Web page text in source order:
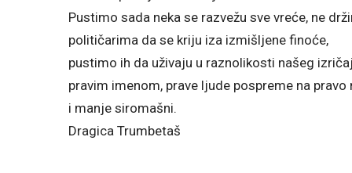
Pustimo sada neka se razvežu sve vreće, ne
političarima da se kriju iza izmišljene finoće,
pustimo ih da uživaju u raznolikosti našeg
pravim imenom, prave ljude pospreme na
i manje siromašni.
Dragica Trumbetaš